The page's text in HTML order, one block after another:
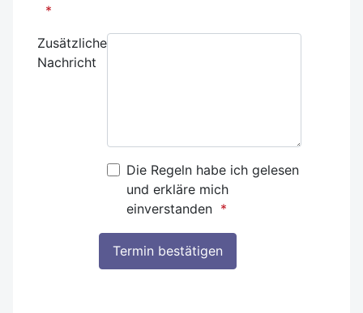
Zusätzliche
Nachricht
Die Regeln habe ich gelesen
und erkläre mich
einverstanden